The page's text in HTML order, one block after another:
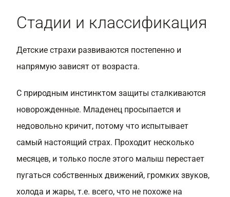
Стадии и классификация
Детские страхи развиваются постепенно и
напрямую зависят от возраста.
С природным инстинктом защиты сталкиваются
новорожденные. Младенец просыпается и
недовольно кричит, потому что испытывает
самый настоящий страх. Проходит несколько
месяцев, и только после этого малыш перестает
пугаться собственных движений, громких звуков,
холода и жары, т.е. всего, что не похоже на